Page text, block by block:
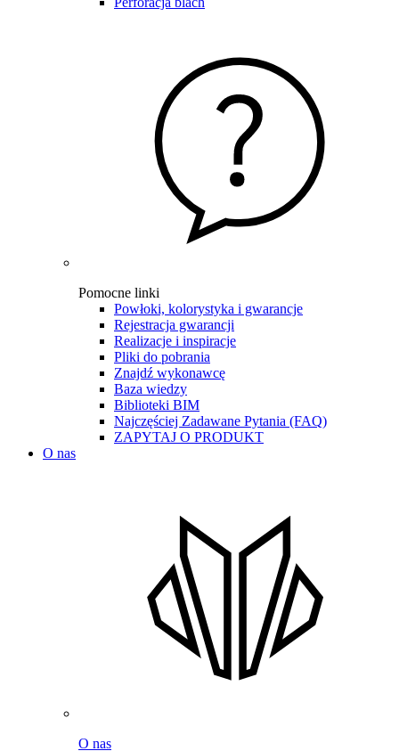
Pomocne linki
Powłoki, kolorystyka i gwarancje
Rejestracja gwarancji
Realizacje i inspiracje
Pliki do pobrania
Znajdź wykonawcę
Baza wiedzy
Biblioteki BIM
Najczęściej Zadawane Pytania (FAQ)
ZAPYTAJ O PRODUKT
O nas
O nas